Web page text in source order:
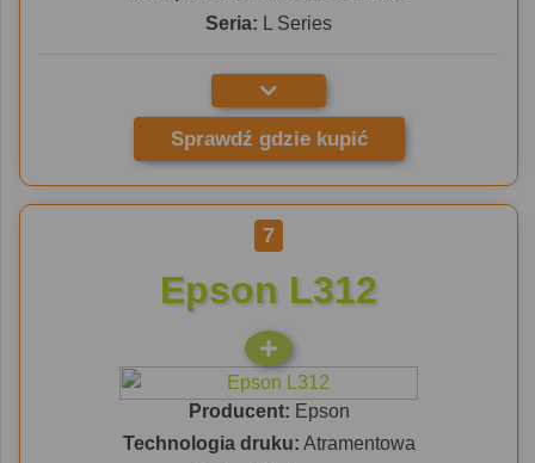
Seria: L Series
Sprawdź gdzie kupić
7
Epson L312
Producent: Epson
Technologia druku: Atramentowa